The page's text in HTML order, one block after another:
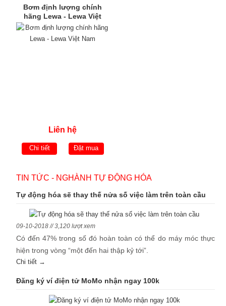
Bơm định lượng chính
hãng Lewa - Lewa Việt
Nam
Liên hệ
Chi tiết Đặt mua
TIN TỨC - NGHÀNH TỰ ĐỘNG HÓA
Tự động hóa sẽ thay thế nửa số việc làm trên toàn cầu
09-10-2018 // 3,120 lượt xem
Có đến 47% trong số đó hoàn toàn có thể do máy móc thực
hiện trong vòng “một đến hai thập kỷ tới”.
Chi tiết →
Đăng ký ví điện tử MoMo nhận ngay 100k